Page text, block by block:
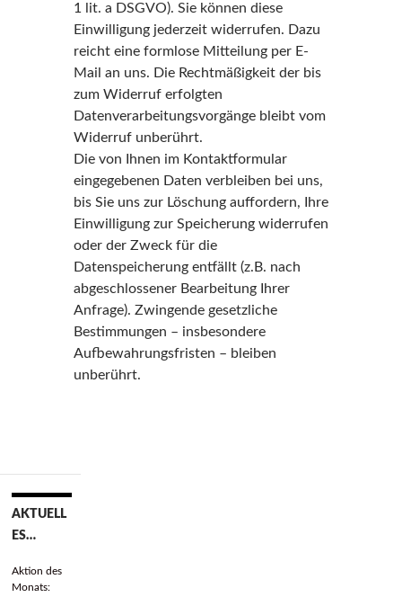
1 lit. a DSGVO). Sie können diese
Einwilligung jederzeit widerrufen. Dazu
reicht eine formlose Mitteilung per E-
Mail an uns. Die Rechtmäßigkeit der bis
zum Widerruf erfolgten
Datenverarbeitungsvorgänge bleibt vom
Widerruf unberührt.
Die von Ihnen im Kontaktformular
eingegebenen Daten verbleiben bei uns,
bis Sie uns zur Löschung auffordern, Ihre
Einwilligung zur Speicherung widerrufen
oder der Zweck für die
Datenspeicherung entfällt (z.B. nach
abgeschlossener Bearbeitung Ihrer
Anfrage). Zwingende gesetzliche
Bestimmungen – insbesondere
Aufbewahrungsfristen – bleiben
unberührt.
AKTUELL
ES…
Aktion des
Monats: